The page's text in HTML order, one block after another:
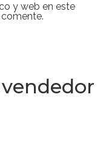
y web en este